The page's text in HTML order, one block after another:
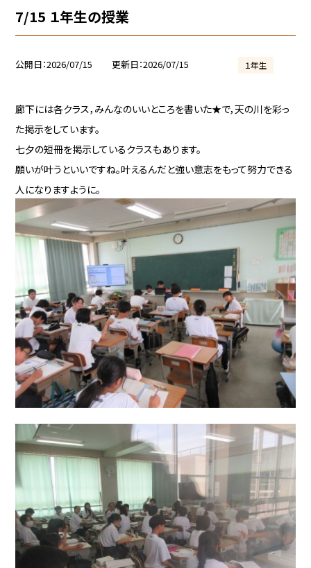
7/15 １年生の授業
公開日 2026/07/15 更新日 2026/07/15 １年生
廊下には各クラス，みんなのいいところを書いた★で，天の川を彩っ
た掲示をしています。
七夕の短冊を掲示しているクラスもあります。
願いが叶うといいですね。叶えるんだと強い意志をもって努力できる
人になりますように。